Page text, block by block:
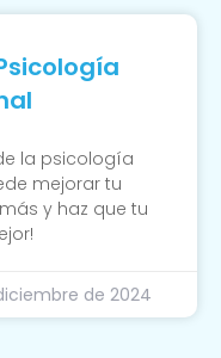
la psicología
mejorar tu
y haz que tu
de 2024